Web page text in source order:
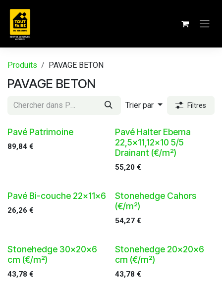
Produits PAVAGE BETON
PAVAGE BETON
Trier par Filtres
Pavé Patrimoine
89,84 €
Pavé Halter Ebema
22,5x11,12x10 5/5
Drainant (€/m²)
55,20€
Pavé Bi-couche 22x11x6
26,26 €
Stonehedge Cahors
(€/m²)
54,27€
Stonehedge 30x20x6
cm (€/m²)
43,78 €
Stonehedge 20x20x6
cm (€/m²)
43,78 €